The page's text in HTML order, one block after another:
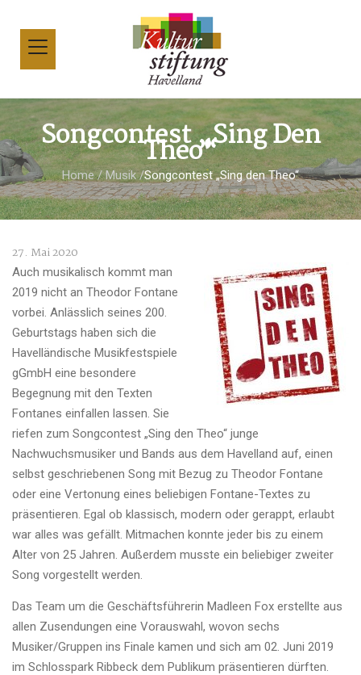
Songcontest „Sing Den
Theo“
Home/ Musik/Songcontest „Sing den Theo“
27. Mai 2020
Auch musikalisch kommt man
2019 nicht an Theodor Fontane
vorbei. Anlässlich seines 200.
Geburtstags haben sich die
Havelländische Musikfestspiele
gGmbH eine besondere
Begegnung mit den Texten
Fontanes einfallen lassen. Sie
riefen zum Songcontest „Sing den Theo“ junge
Nachwuchsmusiker und Bands aus dem Havelland auf, einen
selbst geschriebenen Song mit Bezug zu Theodor Fontane
oder eine Vertonung eines beliebigen Fontane-Textes zu
präsentieren. Egal ob klassisch, modern oder gerappt, erlaubt
war alles was gefällt. Mitmachen konnte jeder bis zu einem
Alter von 25 Jahren. Außerdem musste ein beliebiger zweiter
Song vorgestellt werden.
Das Team um die Geschäftsführerin Madleen Fox erstellte aus
allen Zusendungen eine Vorauswahl, wovon sechs
Musiker/Gruppen ins Finale kamen und sich am 02. Juni 2019
im Schlosspark Ribbeck dem Publikum präsentieren dürften.